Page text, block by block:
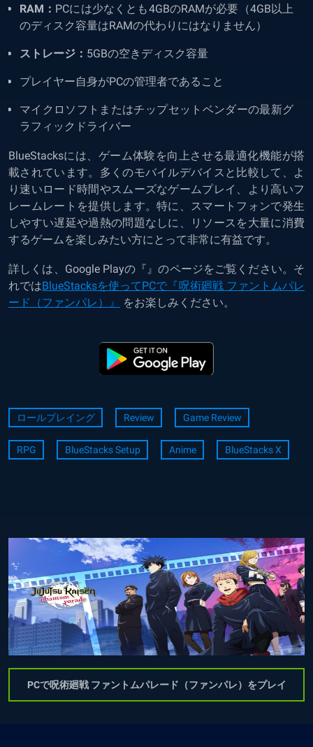
RAM： PCには少なくとも4GBのRAMが必要（4GB以上
のディスク容量はRAMの代わりにはなりません）
ストレージ： 5GBの空きディスク容量
プレイヤー自身がPCの管理者であること
マイクロソフトまたはチップセットベンダーの最新グ
ラフィックドライバー
BlueStacksには、ゲーム体験を向上させる最適化機能が搭
載されています。多くのモバイルデバイスと比較して、よ
り速いロード時間やスムーズなゲームプレイ、より高いフ
レームレートを提供します。特に、スマートフォンで発生
しやすい遅延や過熱の問題なしに、リソースを大量に消費
するゲームを楽しみたい方にとって非常に有益です。
詳しくは、Google Playの『』のページをご覧ください。そ
れではBlueStacksを使ってPCで『呪術廻戦 ファントムパレ
ード（ファンパレ）』
をお楽しみください。
ロールプレイング Review Game Review
RPG BlueStacks Setup Anime BlueStacks X
PCで呪術廻戦 ファントムパレード（ファンパレ）をプレイ